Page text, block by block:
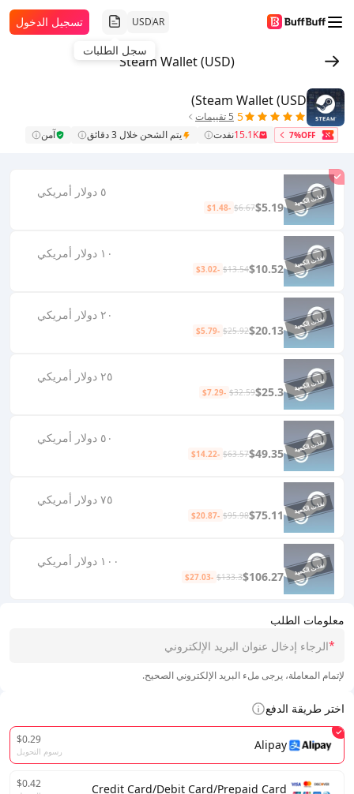
AR
USD
سجل الطلبات
تسجيل الدخول
Steam Wallet (USD)
معلومات الطلب
*
لإتمام المعاملة، يرجى ملء البريد الإلكتروني الصحيح.
اختر طريقة الدفع
Alipay
$0.29
رسوم التحويل
Credit Card/Debit Card/Prepaid Card
$0.42
Steam Wallet (USD)
5 5 تقييمات
7%OFF
15.1Kنفدت يتم الشحن خلال 3 دقائق آمن
٥ دولار أمريكي
$5.19
$6.67
-$1.48
١٠ دولار أمريكي
$10.52
$13.54
-$3.02
٢٠ دولار أمريكي
$20.13
$25.92
-$5.79
٢٥ دولار أمريكي
$25.3
$32.59
-$7.29
٥٠ دولار أمريكي
$49.35
$63.57
-$14.22
٧٥ دولار أمريكي
$75.11
$95.98
-$20.87
١٠٠ دولار أمريكي
$106.27
$133.3
-$27.03